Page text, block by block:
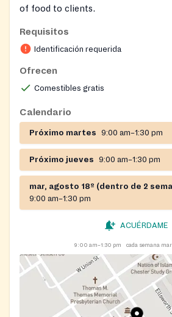
of food to clients.
Requisitos
Identificación requerida
Ofrecen
Comestibles gratis
Calendario
Próximo martes 9:00 am–1:30 pm
Próximo jueves 9:00 am–1:30 pm
mar, agosto 18º (dentro de 2
9:00 am–1:30 pm
ACUÉRDAME
9:00 am–1:30 pm cada semana